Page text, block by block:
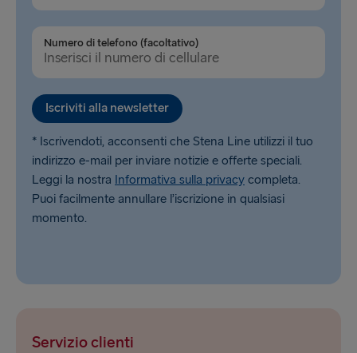
Numero di telefono (facoltativo)
Iscriviti alla newsletter
* Iscrivendoti, acconsenti che Stena Line utilizzi il tuo
indirizzo e-mail per inviare notizie e offerte speciali.
Leggi la nostra Informativa sulla privacy completa.
Puoi facilmente annullare l’iscrizione in qualsiasi
momento.
Servizio clienti